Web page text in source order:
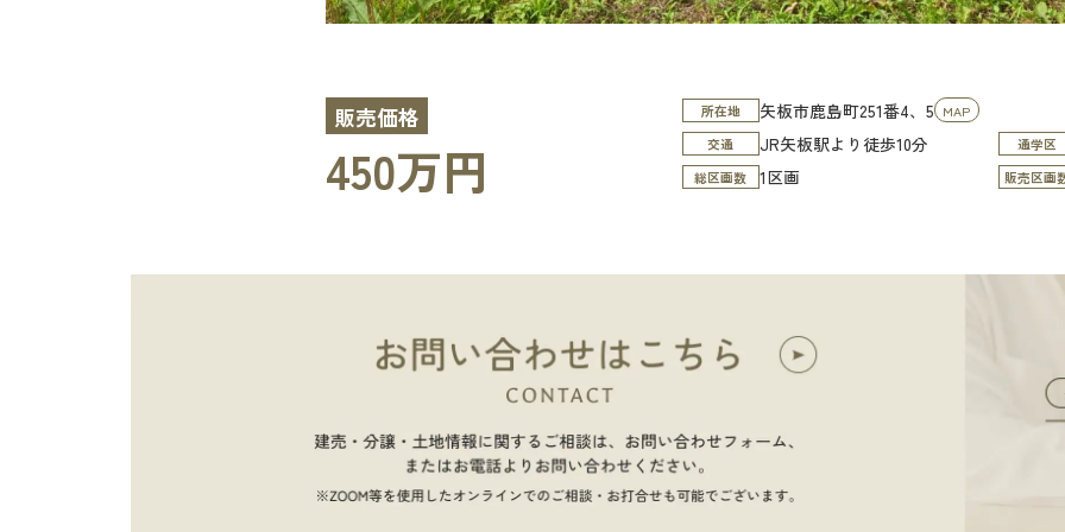
販売価格
450万円
所在地 矢板市鹿島町251番4、5 MAP
交通
JR矢板駅より徒歩10分
通学区
総区画数
1区画 販売区画